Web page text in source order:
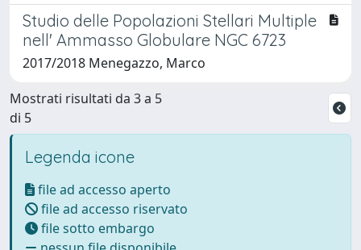
Studio delle Popolazioni Stellari Multiple
nell' Ammasso Globulare NGC 6723
2017/2018 Menegazzo, Marco
Mostrati risultati da 3 a 5
di 5
Legenda icone
file ad accesso aperto
file ad accesso riservato
file sotto embargo